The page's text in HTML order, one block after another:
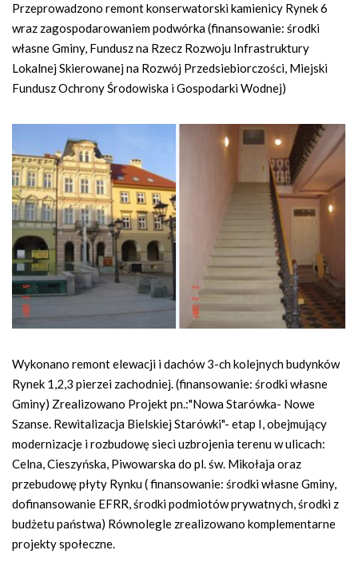
a
w
i
g
a
j
n
a
Przeprowadzono remont konserwatorski kamienicy Rynek 6
wraz zagospodarowaniem podwórka (finansowanie: środki
własne Gminy, Fundusz na Rzecz Rozwoju Infrastruktury
Lokalnej Skierowanej na Rozwój Przedsiebiorczości, Miejski
Fundusz Ochrony Środowiska i Gospodarki Wodnej)
Wykonano remont elewacji i dachów 3-ch kolejnych budynków
Rynek 1,2,3 pierzei zachodniej. (finansowanie: środki własne
Gminy) Zrealizowano Projekt pn.:"Nowa Starówka- Nowe
Szanse. Rewitalizacja Bielskiej Starówki"- etap I, obejmujący
modernizacje i rozbudowę sieci uzbrojenia terenu w ulicach:
Celna, Cieszyńska, Piwowarska do pl. św. Mikołaja oraz
przebudowę płyty Rynku ( finansowanie: środki własne Gminy,
dofinansowanie EFRR, środki podmiotów prywatnych, środki z
budżetu państwa) Równolegle zrealizowano komplementarne
projekty społeczne.